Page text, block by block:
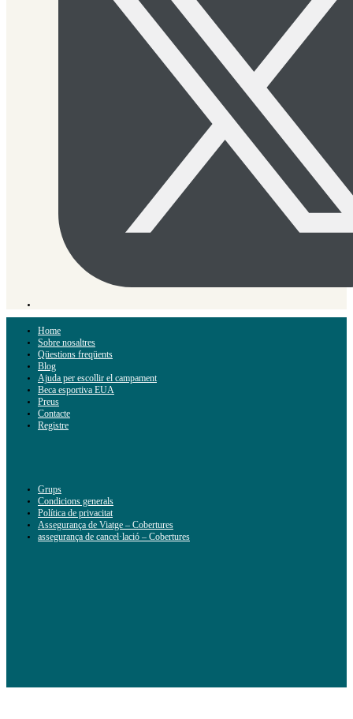
Home
Sobre nosaltres
Qüestions freqüents
Blog
Ajuda per escollir el campament
Beca esportiva EUA
Preus
Contacte
Registre
Grups
Condicions generals
Política de privacitat
Assegurança de Viatge – Cobertures
assegurança de cancel·lació – Cobertures